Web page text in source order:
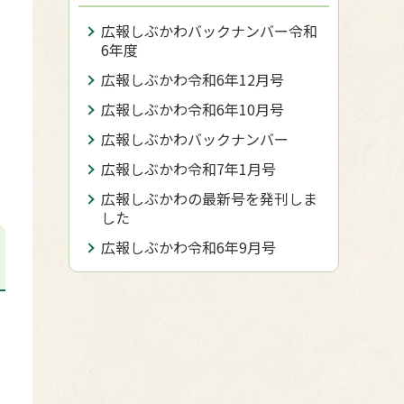
広報しぶかわバックナンバー令和
6年度
広報しぶかわ令和6年12月号
広報しぶかわ令和6年10月号
広報しぶかわバックナンバー
広報しぶかわ令和7年1月号
広報しぶかわの最新号を発刊しま
した
広報しぶかわ令和6年9月号